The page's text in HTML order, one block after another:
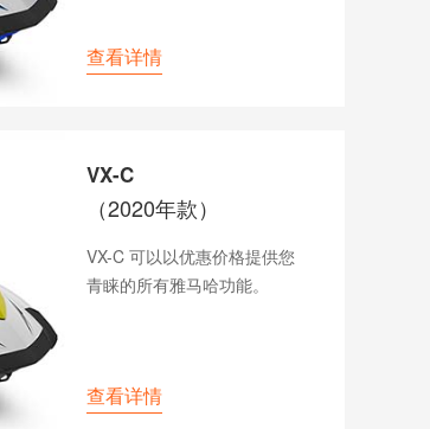
查看详情
VX-C
（2020年款）
VX-C 可以以优惠价格提供您
青睐的所有雅马哈功能。
查看详情